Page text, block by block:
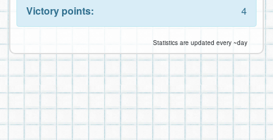
Victory points:
4
Statistics are updated every ~day